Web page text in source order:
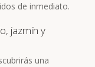
de inmediato.
jazmín y
una